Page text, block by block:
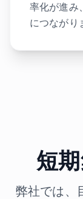
率化が進み
につながり
短
弊社では、